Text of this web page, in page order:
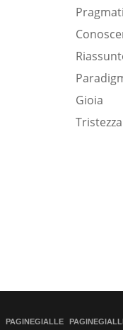
Gioia
Tristezza
PAGINEGIALLE